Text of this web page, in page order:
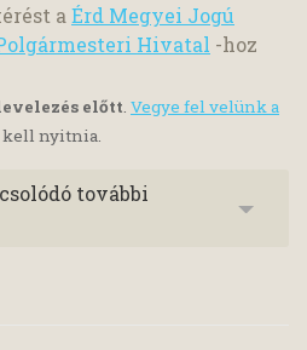
a Érd Megyei Jogú
Hivatal -hoz
előtt. Vegye fel velünk a
kell nyitnia.
további